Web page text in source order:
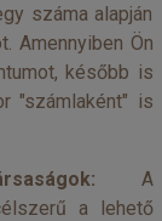
száma alapján
Amennyiben Ön
később is
"számlaként" is
A
a lehető